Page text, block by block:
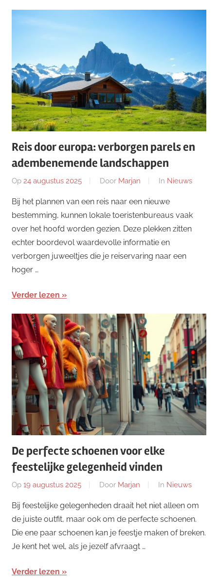
Reis door europa: verborgen parels en
adembenemende landschappen
Op 24 augustus 2025 Door Marjan In Nieuws
Bij het plannen van een reis naar een nieuwe
bestemming, kunnen lokale toeristenbureaus vaak
over het hoofd worden gezien. Deze plekken zitten
echter boordevol waardevolle informatie en
verborgen juweeltjes die je reiservaring naar een
hoger …
Verder lezen
De perfecte schoenen voor elke
feestelijke gelegenheid vinden
Op 19 augustus 2025 Door Marjan In Nieuws
Bij feestelijke gelegenheden draait het niet alleen om
de juiste outfit, maar ook om de perfecte schoenen.
Die ene paar schoenen kan je feestje maken of breken.
Je kent het wel, als je jezelf afvraagt …
Verder lezen